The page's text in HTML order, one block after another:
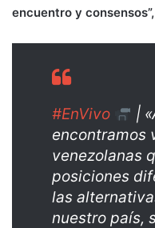
encuentro y
#EnVivo
|
encontramos
venezolanas
posiciones
las
nuestro país,